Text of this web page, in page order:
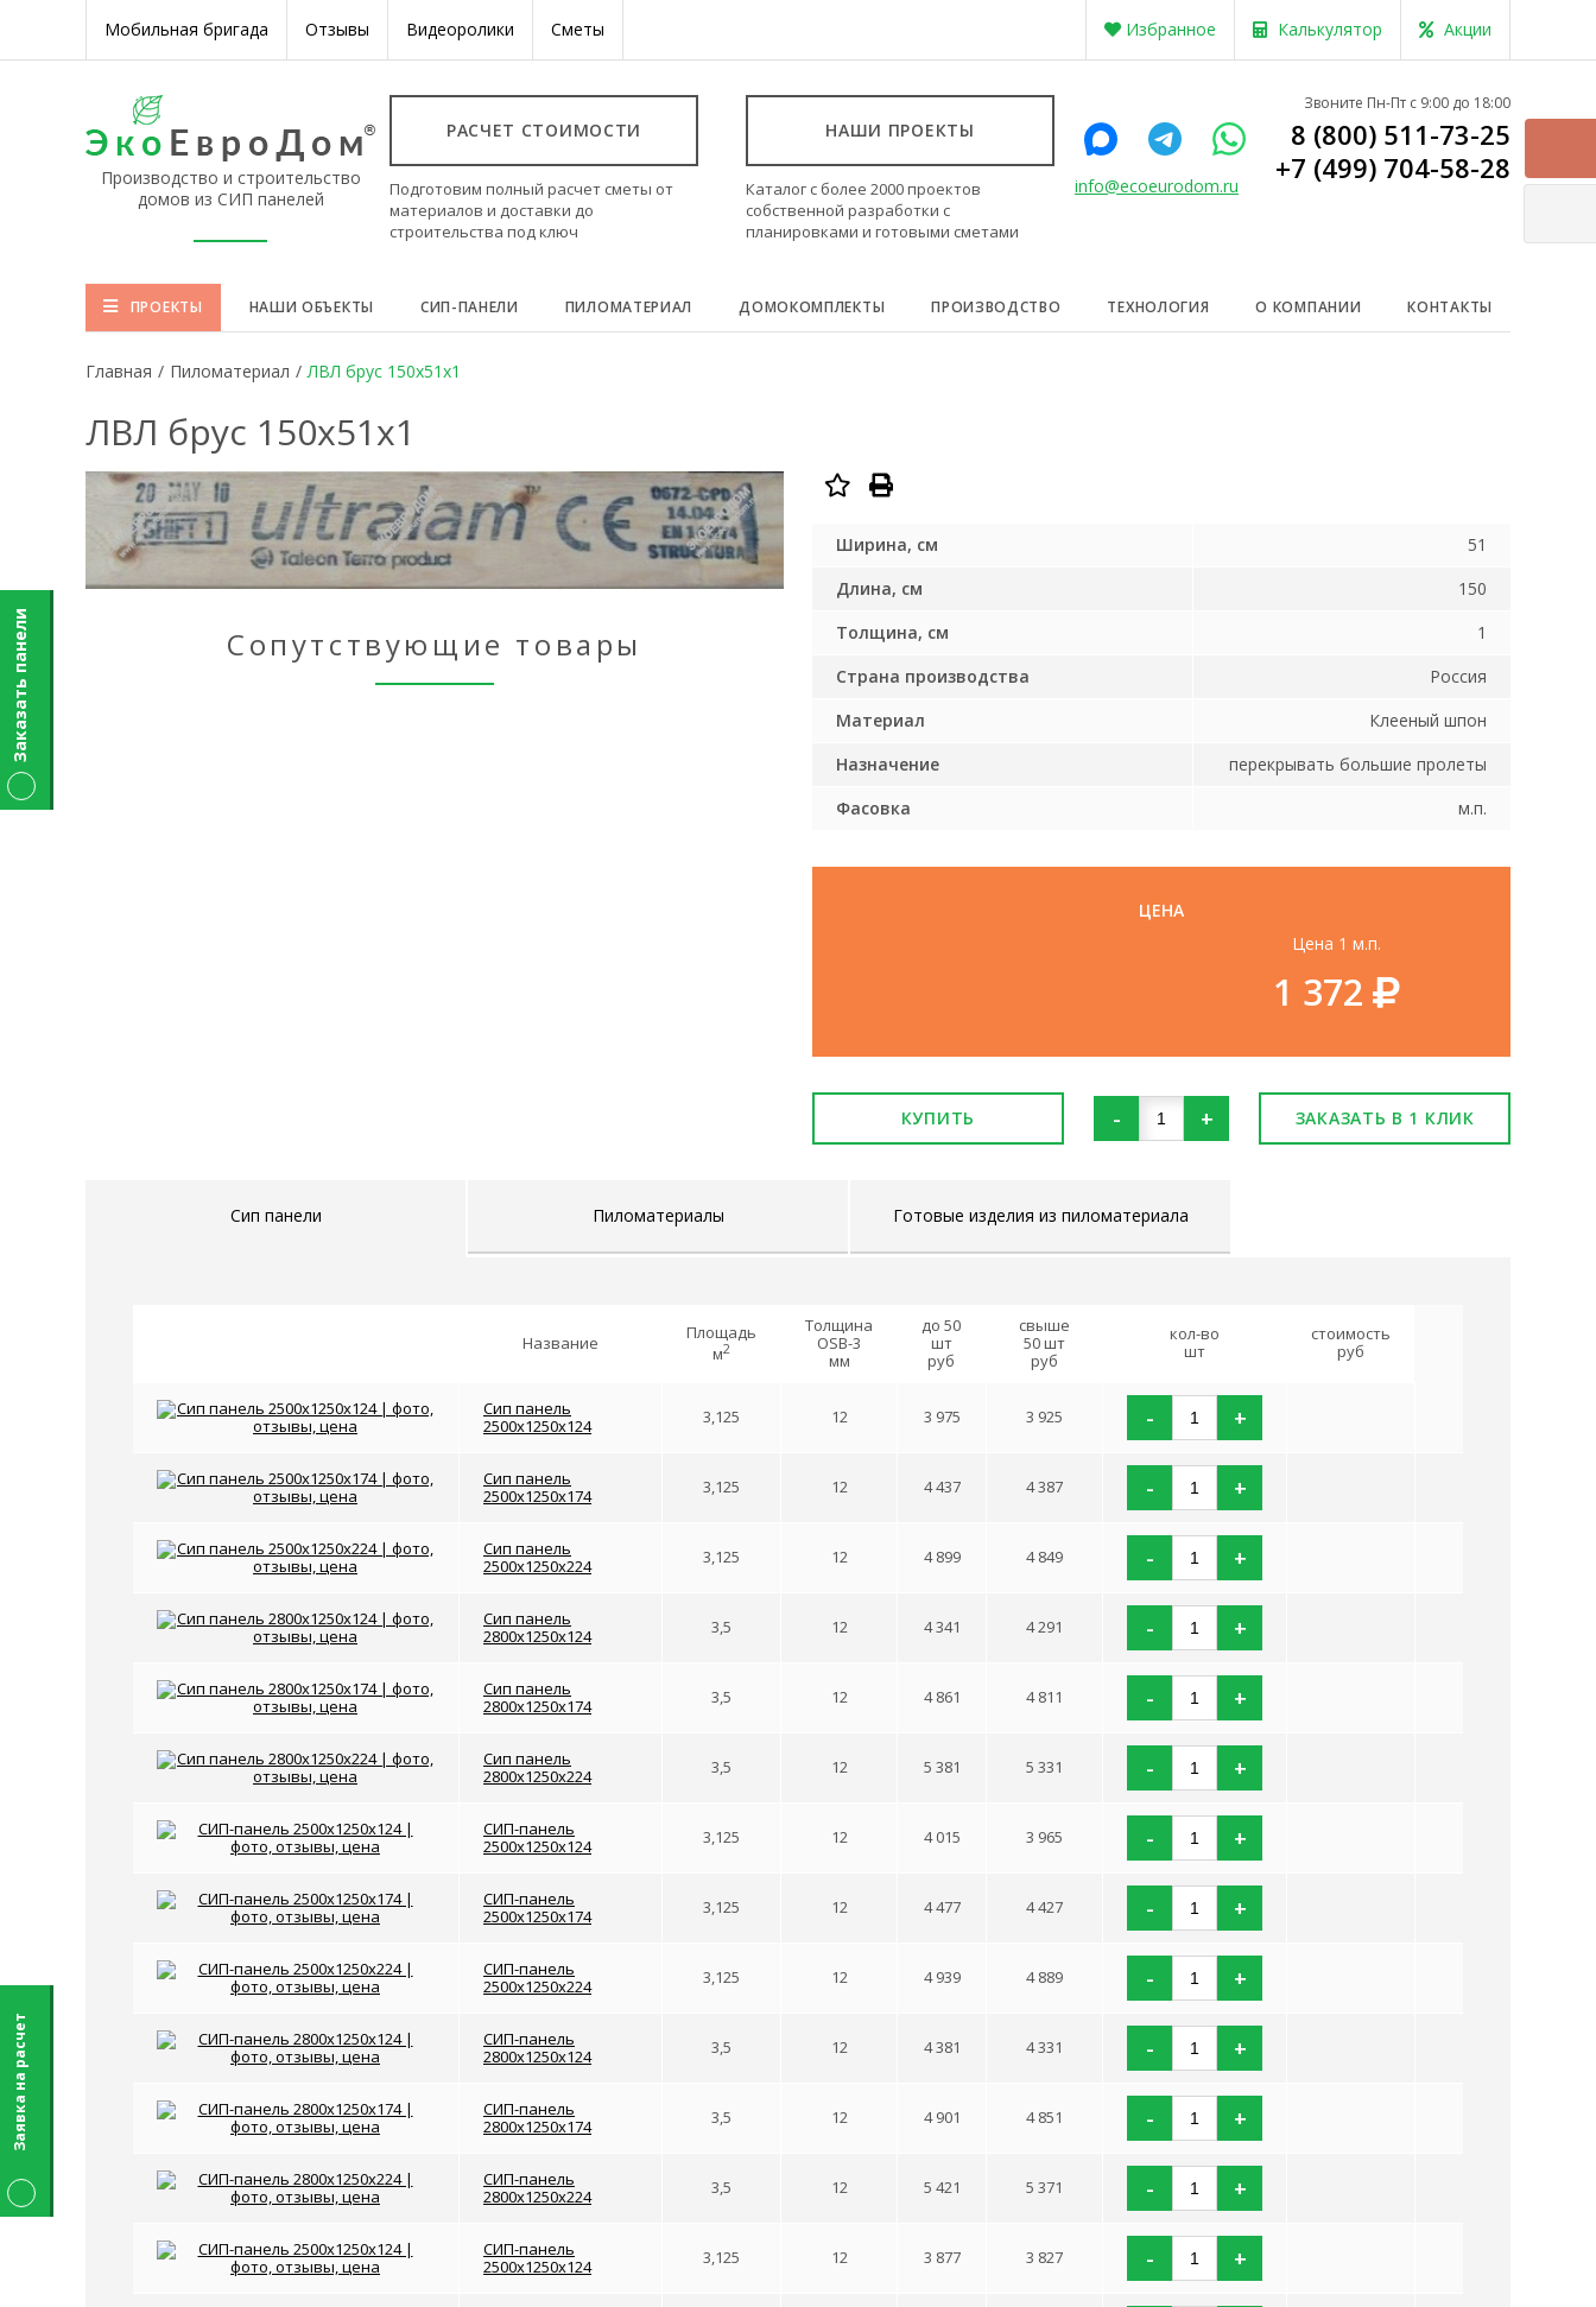
Мобильная бригада Отзывы Видеоролики Сметы Избранное Калькулятор Акции
Производство и строительство
домов из СИП панелей
РАСЧЕТ СТОИМОСТИ
Подготовим полный расчет сметы от
материалов и доставки до
строительства под ключ
НАШИ ПРОЕКТЫ
Каталог с более 2000 проектов
собственной разработки с
планировками и готовыми сметами
info@ecoeurodom.ru
Звоните Пн-Пт с 9:00 до 18:00
8 (800) 511-73-25
+7 (499) 704-58-28
ПРОЕКТЫ НАШИ ОБЪЕКТЫ СИП-ПАНЕЛИ ПИЛОМАТЕРИАЛ ДОМОКОМПЛЕКТЫ ПРОИЗВОДСТВО ТЕХНОЛОГИЯ О КОМПАНИИ КОНТАКТЫ
Главная / Пиломатериал / ЛВЛ брус 150х51х1
ЛВЛ брус 150х51х1
Сопутствующие товары
Ширина, см
51
Длина, см
150
Толщина, см
1
Страна производства
Россия
Материал
Клееный шпон
Назначение
перекрывать большие пролеты
Фасовка
м.п.
ЦЕНА
Цена 1 м.п.
1 372
КУПИТЬ - + ЗАКАЗАТЬ В 1 КЛИК
Сип панели Пиломатериалы Готовые изделия из пиломатериала
Название
Площадь
м2
Толщина
OSB-3
мм
до 50
шт
руб
свыше
50 шт
руб
кол-во
шт
стоимость
руб
Сип панель
2500x1250x124
3,125 12 3 975 3 925 - +
Сип панель
2500x1250x174
3,125 12 4 437 4 387 - +
Сип панель
2500x1250x224
3,125 12 4 899 4 849 - +
Сип панель
2800x1250x124
3,5 12 4 341 4 291 - +
Сип панель
2800x1250x174
3,5 12 4 861 4 811 - +
Сип панель
2800x1250x224
3,5 12 5 381 5 331 - +
СИП-панель
2500x1250x124
3,125 12 4 015 3 965 - +
СИП-панель
2500x1250x174
3,125 12 4 477 4 427 - +
СИП-панель
2500x1250x224
3,125 12 4 939 4 889 - +
СИП-панель
2800x1250x124
3,5 12 4 381 4 331 - +
СИП-панель
2800x1250x174
3,5 12 4 901 4 851 - +
СИП-панель
2800x1250x224
3,5 12 5 421 5 371 - +
СИП-панель
2500x1250x124
3,125 12 3 877 3 827 - +
Заказать панели
Заявка на расчет